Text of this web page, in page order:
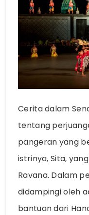
Cerita dalam
tentang
pangeran yang
istrinya, Sita,
Ravana. Dalam
didampingi oleh
bantuan dari